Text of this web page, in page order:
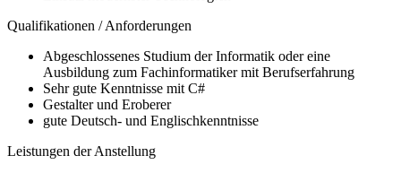
Qualifikationen / Anforderungen
Abgeschlossenes Studium der Informatik oder eine
Ausbildung zum Fachinformatiker mit Berufserfahrung
Sehr gute Kenntnisse mit C#
Gestalter und Eroberer
gute Deutsch- und Englischkenntnisse
Leistungen der Anstellung